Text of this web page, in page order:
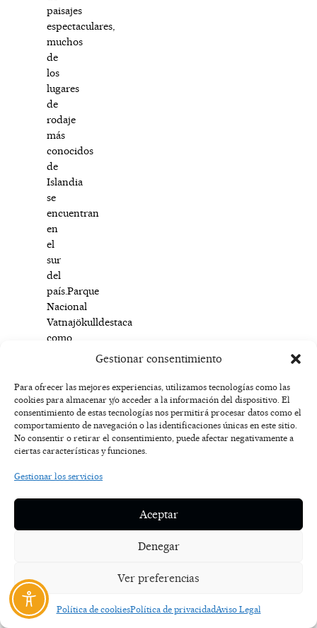
Gestionar consentimiento
Para ofrecer las mejores experiencias, utilizamos tecnologías como las
cookies para almacenar y/o acceder a la información del dispositivo. El
consentimiento de estas tecnologías nos permitirá procesar datos como el
comportamiento de navegación o las identificaciones únicas en este sitio.
No consentir o retirar el consentimiento, puede afectar negativamente a
ciertas características y funciones.
Gestionar los servicios
Aceptar
Denegar
Ver preferencias
Política de cookiesPolítica de privacidadAviso Legal
paisajes
espectaculares,
muchos
de
los
lugares
de
rodaje
más
conocidos
de
Islandia
se
encuentran
en
el
sur
del
país.Parque
Nacional
Vatnajökulldestaca
como
las
regiones
más
utilizadas,
ofreciendo
terreno
alcance
de